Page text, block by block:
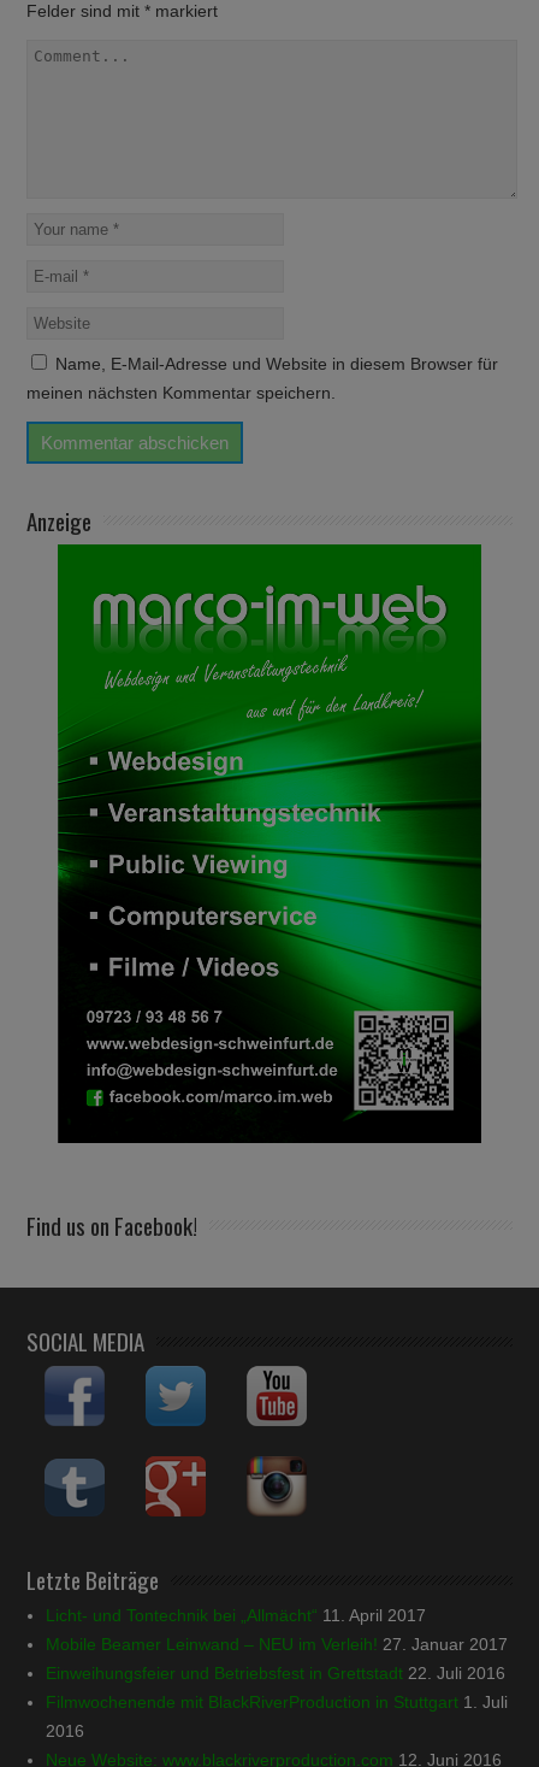
Felder sind mit* markiert
Name, E-Mail-Adresse und Website in diesem Browser für
meinen nächsten Kommentar speichern.
Anzeige
Find us on Facebook!
SOCIAL MEDIA
Letzte Beiträge
Licht- und Tontechnik bei „Allmächt“ 11. April 2017
Mobile Beamer Leinwand – NEU im Verleih! 27. Januar 2017
Einweihungsfeier und Betriebsfest in Grettstadt 22. Juli 2016
Filmwochenende mit BlackRiverProduction in Stuttgart 1. Juli
2016
Neue Website: www.blackriverproduction.com 12. Juni 2016